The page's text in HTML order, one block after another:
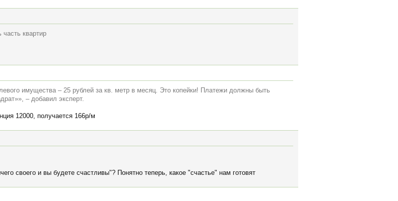
часть квартир
имущества – 25 рублей за кв. метр в месяц. Это копейки! Платежи должны быть
– добавил эксперт.
12000, получается 166р/м
своего и вы будете счастливы"? Понятно теперь, какое "счастье" нам готовят